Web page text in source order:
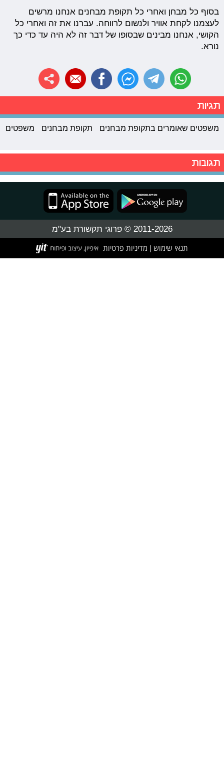
בסוף כל מבחן ואחרי כל תקופת מבחנים אנחנו מרשים
לעצמנו לקחת אוויר ולנשום לרווחה. עברנו את זה ואחרי כל
הקושי, אנחנו מבינים שבסופו של דבר זה לא היה עד כדי כך
נורא.
תגיות
משפטים שאומרים בתקופת מבחנים תקופת מבחנים משפטים
תגובות
2011-2026 © פרוגי תקשורת בע"מ
תנאי שימוש מדיניות פרטיות